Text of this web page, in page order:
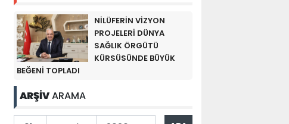
NİLÜFERİN VİZYON
PROJELERİ DÜNYA
SAĞLIK ÖRGÜTÜ
KÜRSÜSÜNDE BÜYÜK
BEĞENİ TOPLADI
ARŞİVARAMA